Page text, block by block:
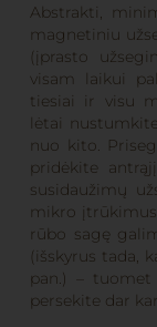
Abstrakti,
magnetiniu
(įprasto
visam laikui
tiesiai ir visu
lėtai
nuo kito.
pridėkite
susidaužimų
mikro
rūbo sagę
(išskyrus tada,
pan.) –
persekite dar